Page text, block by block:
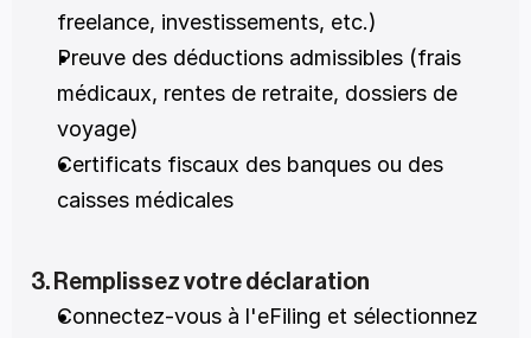
freelance, investissements, etc.)
Preuve des déductions admissibles (frais
médicaux, rentes de retraite, dossiers de
voyage)
Certificats fiscaux des banques ou des
caisses médicales
3. Remplissez votre déclaration
Connectez-vous à l'eFiling et sélectionnez